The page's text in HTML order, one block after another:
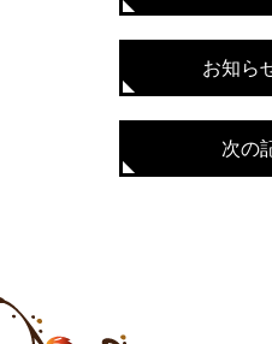
お知ら
次の